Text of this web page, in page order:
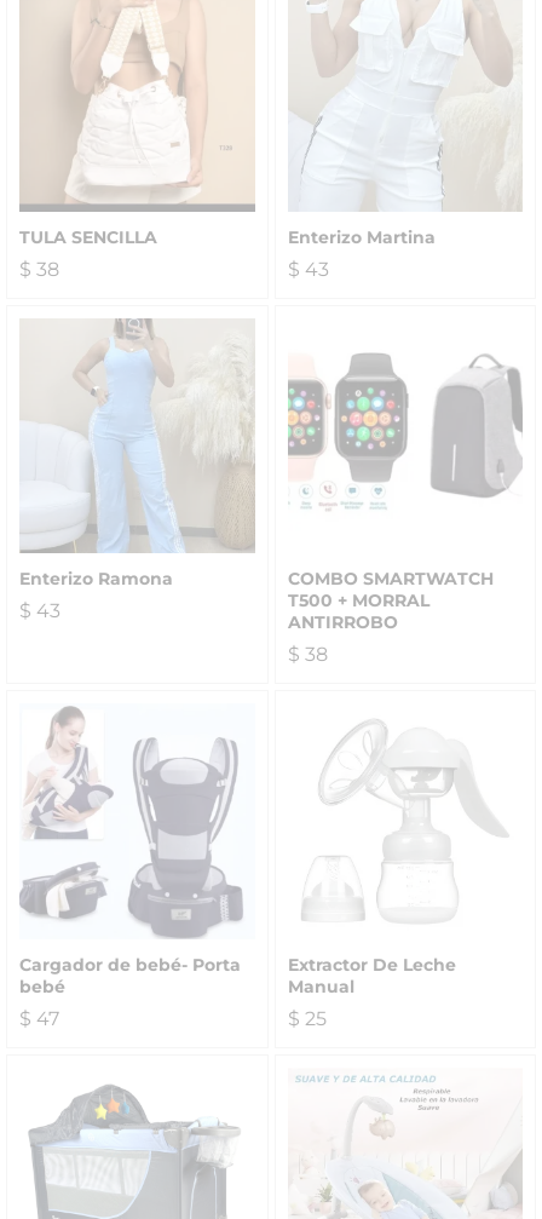
TULA SENCILLA
$ 38
Enterizo Martina
$ 43
Enterizo Ramona
$ 43
COMBO SMARTWATCH
T500 + MORRAL
ANTIRROBO
$ 38
Cargador de bebé- Porta
bebé
$ 47
Extractor De Leche
Manual
$ 25